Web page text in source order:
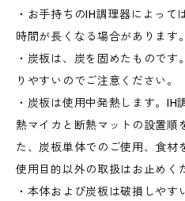
・お手持ちのIH調理器によっ
時間が長くなる場合があります。
・炭板は、炭を固めたもので
りやすいのでご注意ください。
・炭板は使用中発熱します。
熱マイカと断熱マットの設置順
た、炭板単体でのご使用、食材
使用目的以外の取扱はお止めく
・本体および炭板は破損しや